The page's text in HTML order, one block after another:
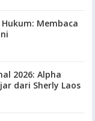
Membaca
Alpha
dari Sherly Laos